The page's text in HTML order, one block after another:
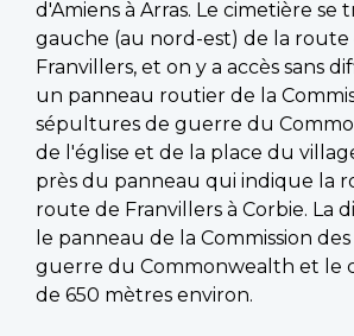
d'Amiens à Arras. Le cimetière se
gauche (au nord-est) de la route
Franvillers, et on y a accès sans
un panneau routier de la
sépultures de guerre du
de l'église et de la place du
près du panneau qui indique la
route de Franvillers à Corbie. La
le panneau de la Commission
guerre du Commonwealth et le
de 650 mètres environ.